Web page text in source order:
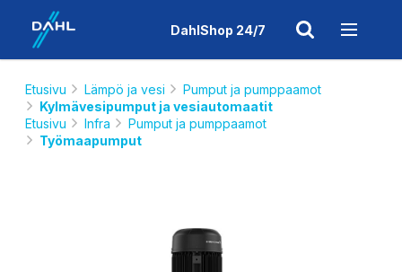
DahlShop 24/7
Etusivu Lämpö ja vesi
Pumput ja pumppaamot
Kylmävesipumput ja vesiautomaatit
Etusivu
Infra
Pumput ja pumppaamot
Työmaapumput